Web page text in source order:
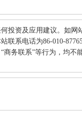
投资及应用建议。如网
联系电话为86-010-
商务联系”等行为，均不